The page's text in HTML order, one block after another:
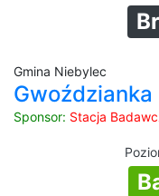
Gmina Niebylec
Sponsor: Stacja